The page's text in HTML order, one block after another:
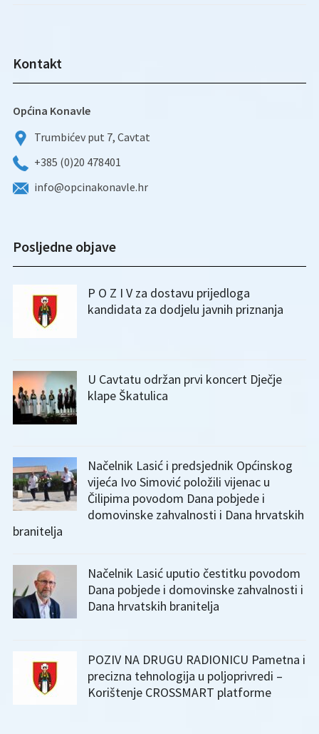
Kontakt
Općina Konavle
Trumbićev put 7, Cavtat
+385 (0)20 478401
info@opcinakonavle.hr
Posljedne objave
P O Z I V za dostavu prijedloga
kandidata za dodjelu javnih priznanja
U Cavtatu održan prvi koncert Dječje
klape Škatulica
Načelnik Lasić i predsjednik Općinskog
vijeća Ivo Simović položili vijenac u
Čilipima povodom Dana pobjede i
domovinske zahvalnosti i Dana hrvatskih
branitelja
Načelnik Lasić uputio čestitku povodom
Dana pobjede i domovinske zahvalnosti i
Dana hrvatskih branitelja
POZIV NA DRUGU RADIONICU Pametna i
precizna tehnologija u poljoprivredi –
Korištenje CROSSMART platforme